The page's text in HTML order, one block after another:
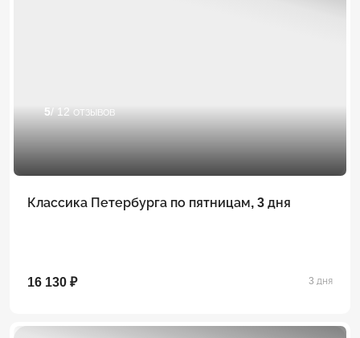
5/ 12 отзывов
Классика Петербурга по пятницам, 3 дня
16 130 ₽ 3 дня